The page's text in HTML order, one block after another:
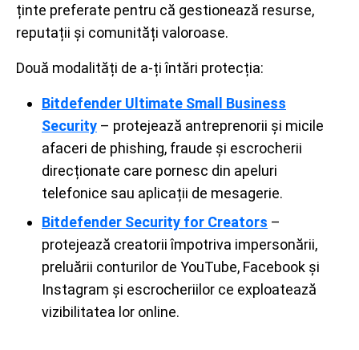
ținte preferate pentru că gestionează resurse,
reputații și comunități valoroase.
Două modalități de a-ți întări protecția:
Bitdefender Ultimate Small Business
Security – protejează antreprenorii și micile
afaceri de phishing, fraude și escrocherii
direcționate care pornesc din apeluri
telefonice sau aplicații de mesagerie.
Bitdefender Security for Creators –
protejează creatorii împotriva impersonării,
preluării conturilor de YouTube, Facebook și
Instagram și escrocheriilor ce exploatează
vizibilitatea lor online.